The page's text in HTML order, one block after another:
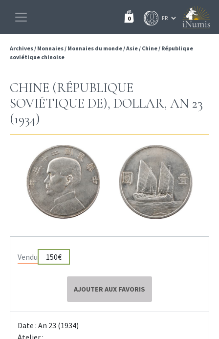
0
Archives/ Monnaies/ Monnaies du monde/Asie/ Chine/ République
soviétique chinoise
CHINE (RÉPUBLIQUE
SOVIÉTIQUE DE), DOLLAR, AN 23
(1934)
Vendu 150€
AJOUTER AUX FAVORIS
Date : An 23 (1934)
Atelier :